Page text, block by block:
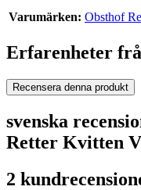
Varumärken: Obsthof
Erfarenheter
Recensera denna produkt
svenska
Retter Kvitten
2